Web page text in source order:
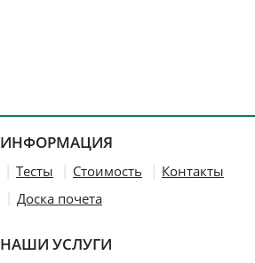
ИНФОРМАЦИЯ
Тесты Стоимость
Контакты
Доска почета
НАШИ УСЛУГИ